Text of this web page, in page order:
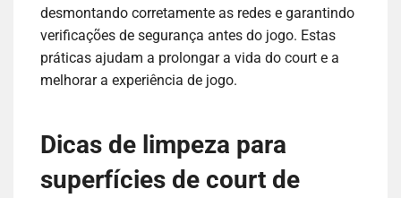
desmontando corretamente as redes e garantindo
verificações de segurança antes do jogo. Estas
práticas ajudam a prolongar a vida do court e a
melhorar a experiência de jogo.
Dicas de limpeza para
superfícies de court de